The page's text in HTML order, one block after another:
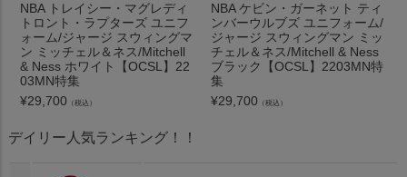
NBA トレイシー・マグレディ
トロント・ラプターズ ユニフ
ォーム/ジャージ スウィングマ
ン ミッチェル＆ネス/Mitchell
& Ness ホワイト【OCSL】22
03MN特集
¥29,700 （税込）
NBA ケビン・ガーネット ティ
ンバーウルブズ ユニフォーム/
ジャージ スウィングマン ミッ
チェル＆ネス/Mitchell & Ness
ブラック【OCSL】2203MN特
集
¥29,700 （税込）
デイリー人気ランキング！！